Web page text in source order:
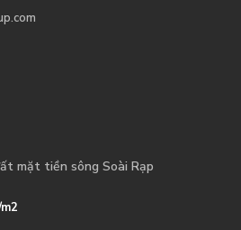
mặt tiền sông Soài Rạp